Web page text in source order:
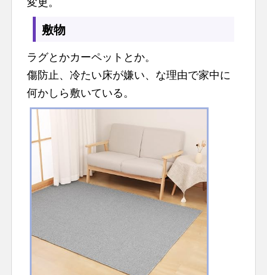
敷物
ラグとかカーペットとか。
傷防止、冷たい床が嫌い、な理由で家中に
何かしら敷いている。